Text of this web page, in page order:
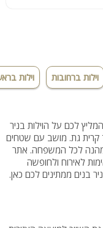
וילות ברחובות וילות
לכם על הוילות בניר
קרית גת. מושב עם שטחים
מהנה לכל המשפחה. אתר
לאירוח ולחופשה
בנים ממתינים לכם כאן.